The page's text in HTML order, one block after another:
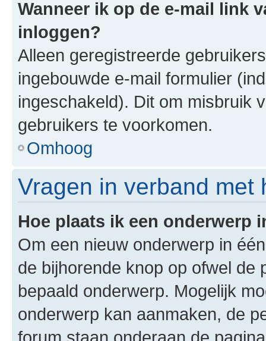
Wanneer ik op de e-mail link
inloggen?
Alleen geregistreerde
ingebouwde e-mail formulier
ingeschakeld). Dit om misbruik
gebruikers te voorkomen.
Omhoog
Vragen in verband met
Hoe plaats ik een onderwerp
Om een nieuw onderwerp in
de bijhorende knop op ofwel de
bepaald onderwerp. Mogelijk
onderwerp kan aanmaken, de